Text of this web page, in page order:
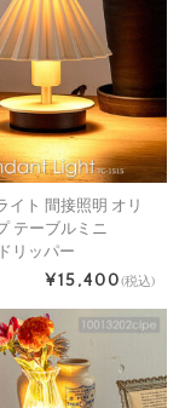
イト 間接照明 オリ
テーブルミニ
リッパー
¥15,400(税込)